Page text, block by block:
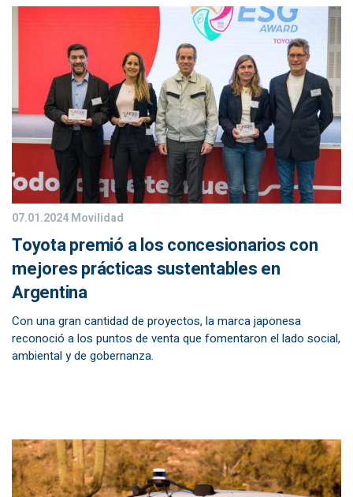
07.01.2024Movilidad
Toyota premió a los concesionarios con
mejores prácticas sustentables en
Argentina
Con una gran cantidad de proyectos, la marca japonesa
reconoció a los puntos de venta que fomentaron el lado social,
ambiental y de gobernanza.